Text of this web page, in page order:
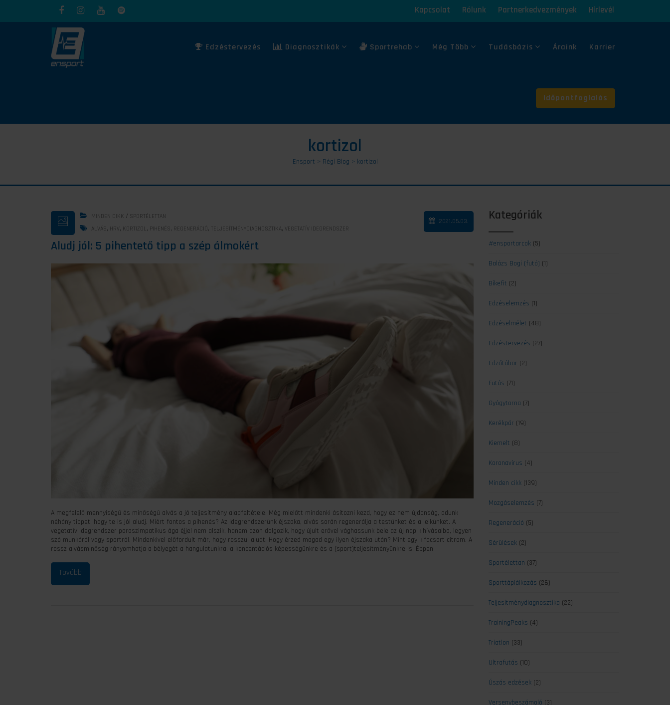
Kapcsolat Rólunk Partnerkedvezmények Hírlevél
Edzéstervezés Diagnosztikák Sportrehab Még Több Tudásbázis Áraink Karrier
Időpontfoglalás
kortizol
Ensport > Régi Blog > kortizol
MINDEN CIKK / SPORTÉLETTAN
ALVÁS, HRV , KORTIZOL , PIHENÉS, REGENERÁCIÓ , TELJESÍTMÉNYDIAGNOSZTIKA, VEGETATÍV IDEGRENDSZER
2021.05.03.
Aludj jól: 5 pihentető tipp a szép álmokért
A megfelelő mennyiségű és minőségű alvás a jó teljesítmény alapfeltétele. Még mielőtt mindenki ásítozni kezd, hogy ez nem újdonság, adunk
néhány tippet, hogy te is jól aludj. Miért fontos a pihenés? Az idegrendszerünk éjszaka, alvás során regenerálja a testünket és a lelkünket. A
vegetatív idegrendszer paraszimpatikus ága éjjel nem alszik, hanem azon dolgozik, hogy újult erővel vághassunk bele az új nap kihívásaiba, legyen
szó munkáról vagy sportról. Mindenkivel előfordult már, hogy rosszul aludt. Hogy érzed magad egy ilyen éjszaka után? Mint egy kifacsart citrom. A
rossz alvásminőség rányomhatja a bélyegét a hangulatunkra, a koncentációs képességünkre és a (sport)teljesítményünkre is. Éppen
Kategóriák
#ensportarcok(5)
Balázs Bogi (futó) (1)
Bikefit (2)
Edzéselemzés (1)
Edzéselmélet (48)
Edzéstervezés (27)
Edzőtábor (2)
Futás (71)
Gyógytorna (7)
Kerékpár (19)
Kiemelt (8)
Koronavírus (4)
Minden cikk(139)
Mozgáselemzés (7)
Regeneráció (5)
Sérülések(2)
Sportélettan (37)
Sporttáplálkozás (26)
Teljesítménydiagnosztika (22)
TrainingPeaks (4)
Triatlon (33)
Ultrafutás (10)
Úszás edzések(2)
Versenybeszámoló (3)